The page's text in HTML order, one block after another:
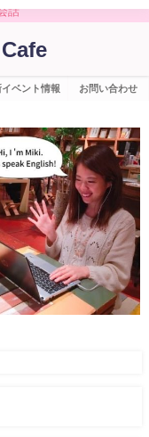
話
ベント情報 お問い合わせ